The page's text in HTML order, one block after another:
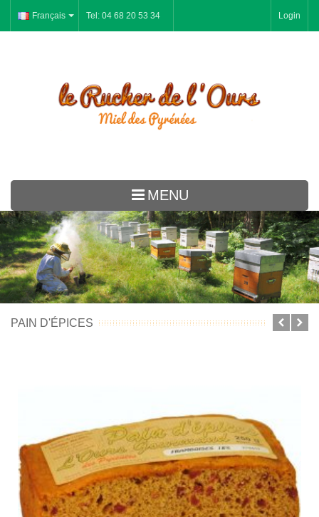
Français Tel: 04 68 20 53 34 Login
MENU
Le Rucher
Miel
Pain d'épices
PAIN D'ÉPICES